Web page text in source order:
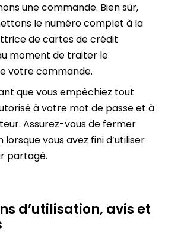
une commande. Bien sûr,
le numéro complet à la
de cartes de crédit
moment de traiter le
votre commande.
que vous empêchiez tout
à votre mot de passe et à
Assurez-vous de fermer
lorsque vous avez fini d’utiliser
partagé.
d’utilisation, avis et